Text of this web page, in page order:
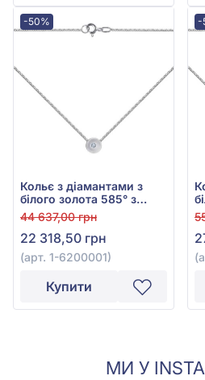
-50%
Кольє з діамантами з
білого золота 585° з
діамантом 0,01ct, арт. 1-
6200001
44 637,00 грн
22 318,50 грн
(арт. 1-6200001)
Купити
-
МИ У